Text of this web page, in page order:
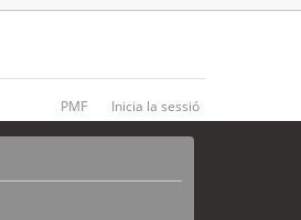
PMF Inicia la sessió